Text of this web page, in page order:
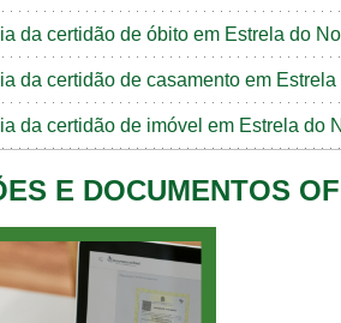
da certidão de óbito em Estrela do
da certidão de casamento em
da certidão de imóvel em Estrela do
E DOCUMENTOS